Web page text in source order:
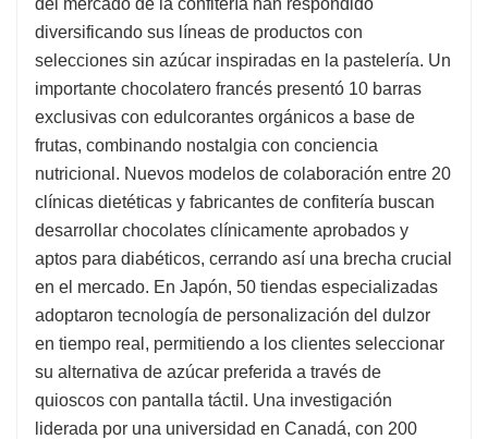
diversificando sus líneas de productos con
selecciones sin azúcar inspiradas en la pastelería. Un
importante chocolatero francés presentó 10 barras
exclusivas con edulcorantes orgánicos a base de
frutas, combinando nostalgia con conciencia
nutricional. Nuevos modelos de colaboración entre 20
clínicas dietéticas y fabricantes de confitería buscan
desarrollar chocolates clínicamente aprobados y
aptos para diabéticos, cerrando así una brecha crucial
en el mercado. En Japón, 50 tiendas especializadas
adoptaron tecnología de personalización del dulzor
en tiempo real, permitiendo a los clientes seleccionar
su alternativa de azúcar preferida a través de
quioscos con pantalla táctil. Una investigación
liderada por una universidad en Canadá, con 200